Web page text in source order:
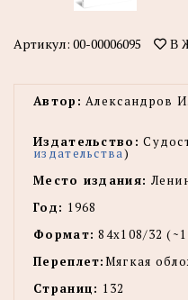
Артикул: 00-00006095 В
Автор: Александров
Издательство:
издательства)
Место издания:
Год: 1968
Формат: 84x108/32
Переплет:Мягкая
Страниц: 132